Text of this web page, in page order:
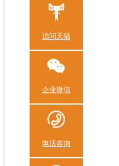
访问天猫
企业微信
电话咨询